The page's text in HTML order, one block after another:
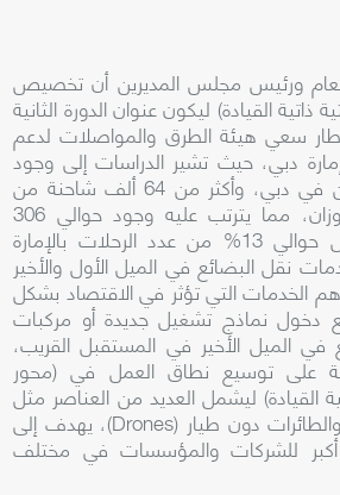
ورئيس مجلس المديرين أن تخصيص
القيادة) ليكون عنوان الدورة الثانية
سعي هيئة الطرق والمواصلات لدعم
دبي، حيث تشير الدراسات إلى وجود
قرابة 6000 شركة شحن في دبي، وأكثر من 64 ألف شاحنة من
مختلف الحمولات والأوزان، مما يترتب عليه وجود حوالي 306
آلاف رحلة يومياً تشكل حوالي 13% من عدد الرحلات بالإمارة
نقل البضائع في الميل الأول والأخير
الخدمات التي تؤثر في الاقتصاد بشكل
دخول نماذج تشغيل جديدة أو مركبات
في الميل الأخير في المستقبل القريب،
على توسيع نطاق العمل في (محور
القيادة) ليشمل العديد من العناصر مثل
دون طيار (Drones)، يهدف إلى
أكبر للشركات والمؤسسات في مختلف